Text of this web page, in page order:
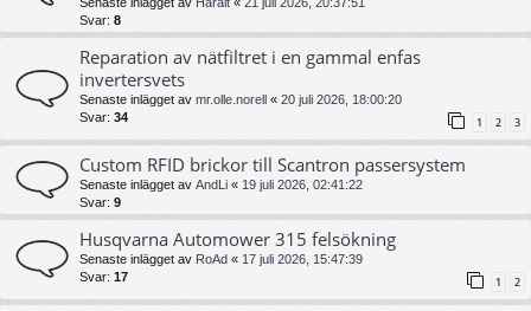
Svar: 8
Reparation av nätfiltret i en gammal enfas
invertersvets
Senaste inlägget av mr.olle.norell « 20 juli 2026, 18:00:20
Svar: 34 1 2 3
Custom RFID brickor till Scantron passersystem
Senaste inlägget av AndLi « 19 juli 2026, 02:41:22
Svar: 9
Husqvarna Automower 315 felsökning
Senaste inlägget av RoAd « 17 juli 2026, 15:47:39
Svar: 17 1 2